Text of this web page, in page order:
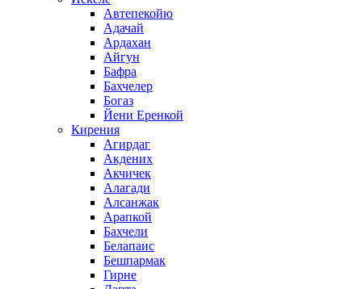
Автепекойю
Адачай
Ардахан
Айгун
Бафра
Бахчелер
Богаз
Йени Еренкой
Кирения
Агирдаг
Акдених
Акчичек
Алагади
Алсанжак
Арапкой
Бахчели
Белапаис
Бешпармак
Гирне